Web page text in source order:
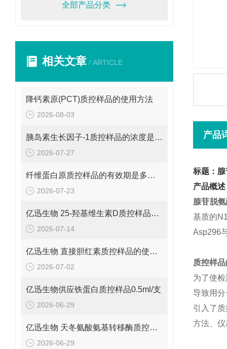
全部产品分类
相关文章 / ARTICLE
降钙素原(PCT)质控样品的使用方法
2026-08-03
胰岛素生长因子-1质控样品的浓度是多少呢？
2026-07-27
纤维蛋白原质控样品的有效期是多久呢？
2026-07-23
亿迅生物 25-羟基维生素D质控样品的浓度是多少呢？
2026-07-14
亿迅生物 直接胆红素质控样品的使用方法
2026-07-02
亿迅生物供应铁蛋白质控样品0.5ml/支
2026-06-29
亿迅生物 天冬氨酸氨基转移酶质控样品的质控靶值是多少呢？
2026-06-29
产品
标题：
产品概述
腺苷脱
基质的
Asp296
质控样
为了使
导致用
引入了
方法、